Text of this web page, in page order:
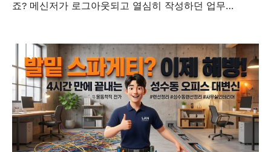
죠? 메신저가 로그아웃되고 열심히 작성하던 업무…